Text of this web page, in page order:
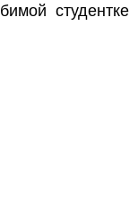
студентке